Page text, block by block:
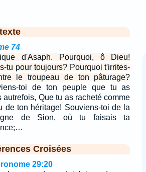
74
d'Asaph. Pourquoi, ô Dieu!
tu pour toujours? Pourquoi t'irrites-
le troupeau de ton pâturage?
toi de ton peuple que tu as
autrefois, Que tu as racheté comme
de ton héritage! Souviens-toi de la
de Sion, où tu faisais ta
Croisées
29:20